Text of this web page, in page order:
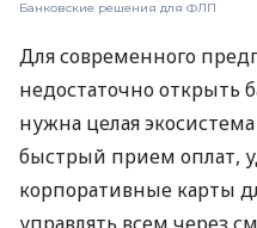
Банковские решения для ФЛП
Для современного
недостаточно открыть
нужна целая
быстрый прием оплат,
корпоративные карты